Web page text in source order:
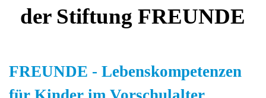
der Stiftung FREUNDE
FREUNDE - Lebenskompetenzen